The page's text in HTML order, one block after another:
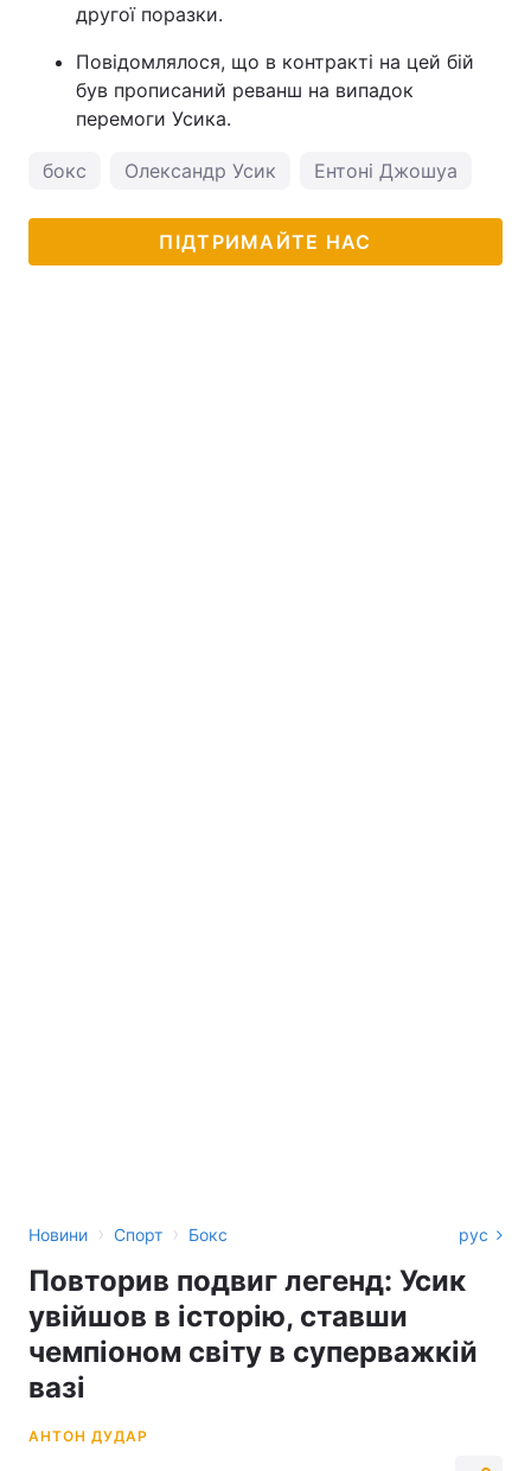
другої поразки.
Повідомлялося, що в контракті на цей бій
був прописаний реванш на випадок
перемоги Усика.
бокс Олександр Усик Ентоні Джошуа
ПІДТРИМАЙТЕ НАС
Новини › Спорт › Бокс рус
Повторив подвиг легенд: Усик
увійшов в історію, ставши
чемпіоном світу в суперважкій
вазі
АНТОН ДУДАР